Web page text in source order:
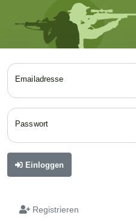
Emailadresse
Passwort
Einloggen
Registrieren